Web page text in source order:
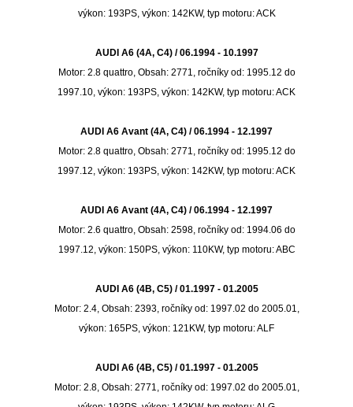
výkon: 193PS, výkon: 142KW, typ motoru: ACK
AUDI A6 (4A, C4) / 06.1994 - 10.1997
Motor: 2.8 quattro, Obsah: 2771, ročníky od: 1995.12 do
1997.10, výkon: 193PS, výkon: 142KW, typ motoru: ACK
AUDI A6 Avant (4A, C4) / 06.1994 - 12.1997
Motor: 2.8 quattro, Obsah: 2771, ročníky od: 1995.12 do
1997.12, výkon: 193PS, výkon: 142KW, typ motoru: ACK
AUDI A6 Avant (4A, C4) / 06.1994 - 12.1997
Motor: 2.6 quattro, Obsah: 2598, ročníky od: 1994.06 do
1997.12, výkon: 150PS, výkon: 110KW, typ motoru: ABC
AUDI A6 (4B, C5) / 01.1997 - 01.2005
Motor: 2.4, Obsah: 2393, ročníky od: 1997.02 do 2005.01,
výkon: 165PS, výkon: 121KW, typ motoru: ALF
AUDI A6 (4B, C5) / 01.1997 - 01.2005
Motor: 2.8, Obsah: 2771, ročníky od: 1997.02 do 2005.01,